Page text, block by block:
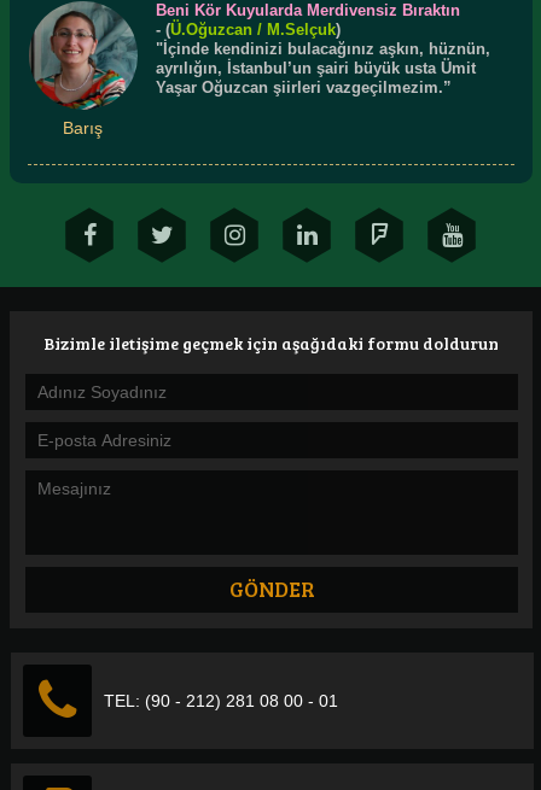
Barış
Beni Kör Kuyularda Merdivensiz Bıraktın
- (Ü.Oğuzcan / M.Selçuk)
"İçinde kendinizi bulacağınız aşkın, hüznün,
ayrılığın, İstanbul’un şairi büyük usta Ümit
Yaşar Oğuzcan şiirleri vazgeçilmezim.”
Bizimle iletişime geçmek için aşağıdaki formu doldurun
TEL: (90 - 212) 281 08 00 - 01